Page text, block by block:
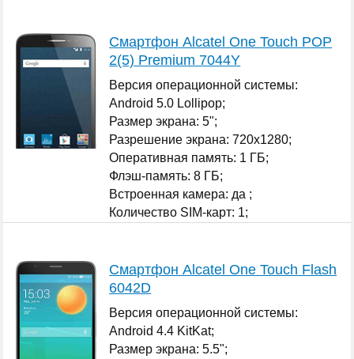
Смартфон Alcatel One Touch POP
2(5) Premium 7044Y
Версия операционной системы:
Android 5.0 Lollipop;
Размер экрана: 5";
Разрешение экрана: 720x1280;
Оперативная память: 1 ГБ;
Флэш-память: 8 ГБ;
Встроенная камера: да ;
Количество SIM-карт: 1;
Смартфон Alcatel One Touch Flash
6042D
Версия операционной системы:
Android 4.4 KitKat;
Размер экрана: 5.5";